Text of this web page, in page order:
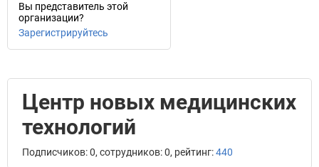
Вы представитель этой
организации?
Зарегистрируйтесь
Центр новых медицинских
технологий
Подписчиков: 0, сотрудников: 0, рейтинг:440